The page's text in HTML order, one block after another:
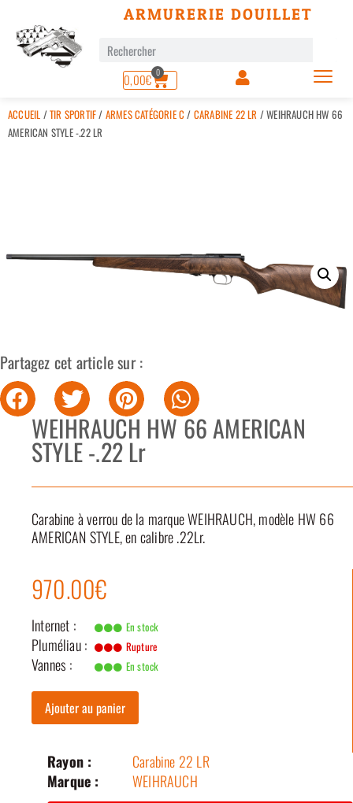
ARMURERIE DOUILLET
0,00€ 0
ACCUEIL /TIR SPORTIF/ ARMES CATÉGORIE C/ CARABINE 22 LR / WEIHRAUCH HW 66
AMERICAN STYLE -.22 LR
Partagez cet article sur :
WEIHRAUCH HW 66 AMERICAN
STYLE -.22 Lr
Carabine à verrou de la marque WEIHRAUCH, modèle HW 66
AMERICAN STYLE, en calibre .22Lr.
970.00€
Internet : En stock
Pluméliau : Rupture
Vannes : En stock
Ajouter au panier
Rayon :
Carabine 22 LR
Marque :
WEIHRAUCH